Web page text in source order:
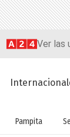
Ver las
Pampita